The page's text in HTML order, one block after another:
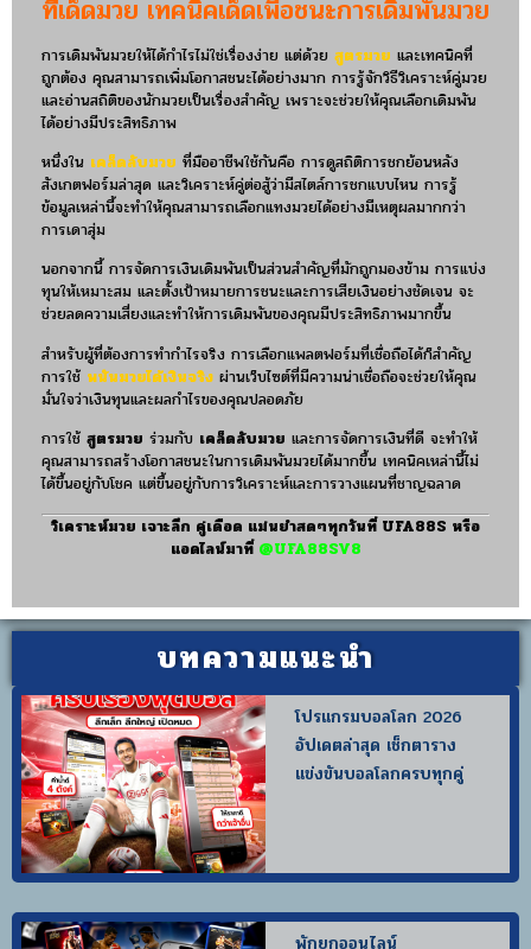
ทีเด็ดมวย เทคนิคเด็ดเพื่อชนะการเดิมพันมวย
การเดิมพันมวยให้ได้กำไรไม่ใช่เรื่องง่าย แต่ด้วย สูตรมวย และเทคนิคที่
ถูกต้อง คุณสามารถเพิ่มโอกาสชนะได้อย่างมาก การรู้จักวิธีวิเคราะห์คู่มวย
และอ่านสถิติของนักมวยเป็นเรื่องสำคัญ เพราะจะช่วยให้คุณเลือกเดิมพัน
ได้อย่างมีประสิทธิภาพ
หนึ่งใน เคล็ดลับมวย ที่มืออาชีพใช้กันคือ การดูสถิติการชกย้อนหลัง
สังเกตฟอร์มล่าสุด และวิเคราะห์คู่ต่อสู้ว่ามีสไตล์การชกแบบไหน การรู้
ข้อมูลเหล่านี้จะทำให้คุณสามารถเลือกแทงมวยได้อย่างมีเหตุผลมากกว่า
การเดาสุ่ม
นอกจากนี้ การจัดการเงินเดิมพันเป็นส่วนสำคัญที่มักถูกมองข้าม การแบ่ง
ทุนให้เหมาะสม และตั้งเป้าหมายการชนะและการเสียเงินอย่างชัดเจน จะ
ช่วยลดความเสี่ยงและทำให้การเดิมพันของคุณมีประสิทธิภาพมากขึ้น
สำหรับผู้ที่ต้องการทำกำไรจริง การเลือกแพลตฟอร์มที่เชื่อถือได้ก็สำคัญ
การใช้ พนันมวยได้เงินจริง ผ่านเว็บไซต์ที่มีความน่าเชื่อถือจะช่วยให้คุณ
มั่นใจว่าเงินทุนและผลกำไรของคุณปลอดภัย
การใช้ สูตรมวย ร่วมกับ เคล็ดลับมวย และการจัดการเงินที่ดี จะทำให้
คุณสามารถสร้างโอกาสชนะในการเดิมพันมวยได้มากขึ้น เทคนิคเหล่านี้ไม่
ได้ขึ้นอยู่กับโชค แต่ขึ้นอยู่กับการวิเคราะห์และการวางแผนที่ชาญฉลาด
วิเคราะห์มวย เจาะลึก คู่เดือด แม่นยำสดๆทุกวันที่ UFA88S หรือ
แอดไลน์มาที่ @UFA88SV8
บทความแนะนำ
โปรแกรมบอลโลก 2026
อัปเดตล่าสุด เช็กตาราง
แข่งขันบอลโลกครบทุกคู่